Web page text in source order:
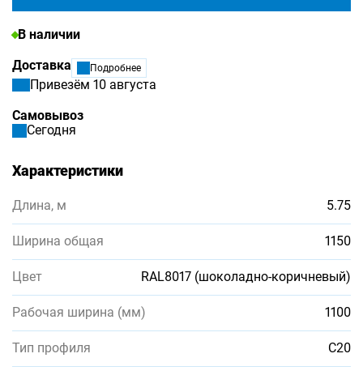
В наличии
Доставка
Подробнее
Привезём 10 августа
Самовывоз
Сегодня
Характеристики
Длина, м 5.75
Ширина общая 1150
Цвет RAL8017 (шоколадно-коричневый)
Рабочая ширина (мм) 1100
Тип профиля С20